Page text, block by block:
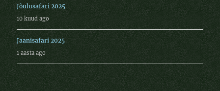
Jõulusafari 2025
10 kuud ago
Jaanisafari 2025
1 aasta ago